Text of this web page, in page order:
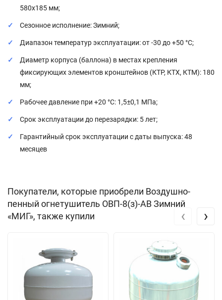
580х185 мм;
Сезонное исполнение: Зимний;
Диапазон температур эксплуатации: от -30 до +50 °C;
Диаметр корпуса (баллона) в местах крепления
фиксирующих элементов кронштейнов (КТР, КТХ, КТМ): 180
мм;
Рабочее давление при +20 °C: 1,5±0,1 МПа;
Срок эксплуатации до перезарядки: 5 лет;
Гарантийный срок эксплуатации с даты выпуска: 48
месяцев
Покупатели, которые приобрели Воздушно-
пенный огнетушитель ОВП-8(з)-АB Зимний
«МИГ», также купили
‹ ›